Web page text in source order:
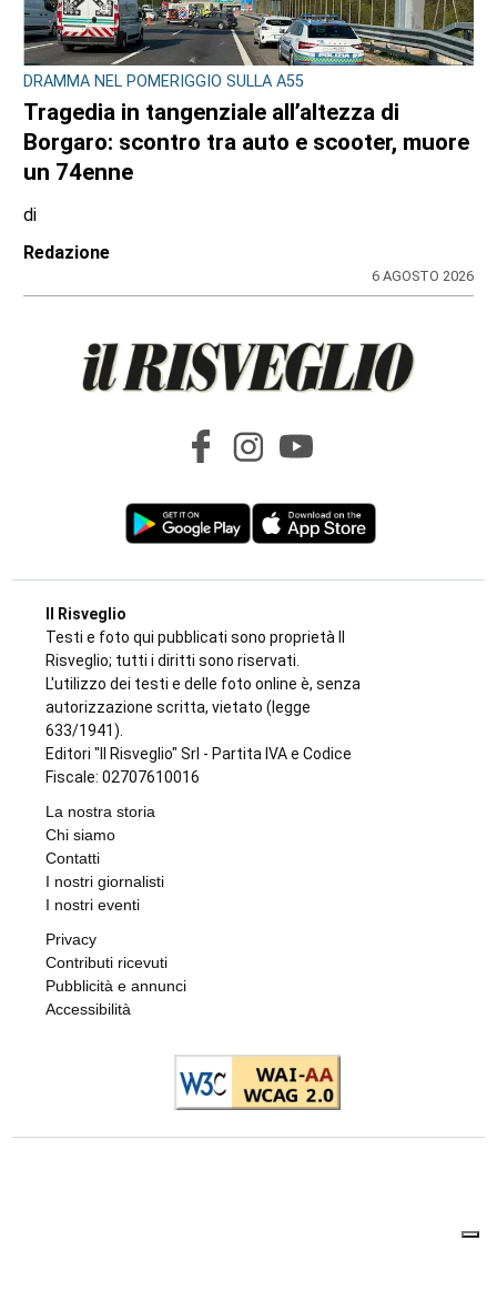
L'EPISODIO LO SCORSO FEBBRAIO
Violenta rissa al Bar Buffet della stazione
di Ivrea: il Questore di Torino emette 7
misure di prevenzione
Redazione
CRONACA
Rivarossa
Alessandra Degl'Innocenti